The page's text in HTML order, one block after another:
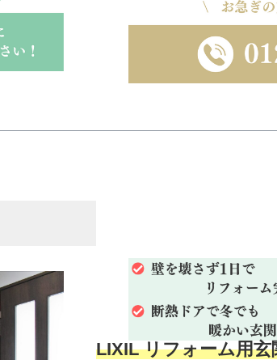
LIXIL リフォーム用